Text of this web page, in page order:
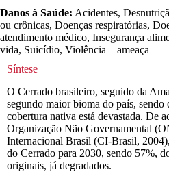
Danos à Saúde: Acidentes,
ou crônicas, Doenças respiratórias,
atendimento médico, Insegurança
vida, Suicídio, Violência – ameaça
Síntese
O Cerrado brasileiro, seguido da
segundo maior bioma do país, sendo
cobertura nativa está devastada. De
Organização Não Governamental
Internacional Brasil (CI-Brasil,
do Cerrado para 2030, sendo 57%,
originais, já degradados.